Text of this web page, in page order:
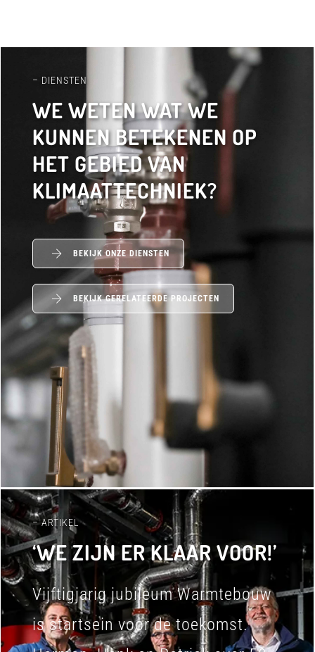
– DIENSTEN
WE WETEN WAT WE
KUNNEN BETEKENEN OP
HET GEBIED VAN
KLIMAATTECHNIEK?
BEKIJK ONZE DIENSTEN
BEKIJK GERELATEERDE PROJECTEN
– ARTIKEL
‘WE ZIJN ER KLAAR VOOR!’
Vijftigjarig jubileum Warmtebouw
is startsein voor de toekomst.